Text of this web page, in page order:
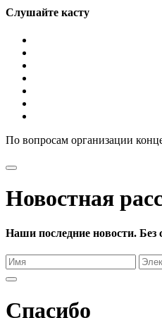
Слушайте касту
По вопросам организации
Новостная
Наши последние новости. Без
Спасибо